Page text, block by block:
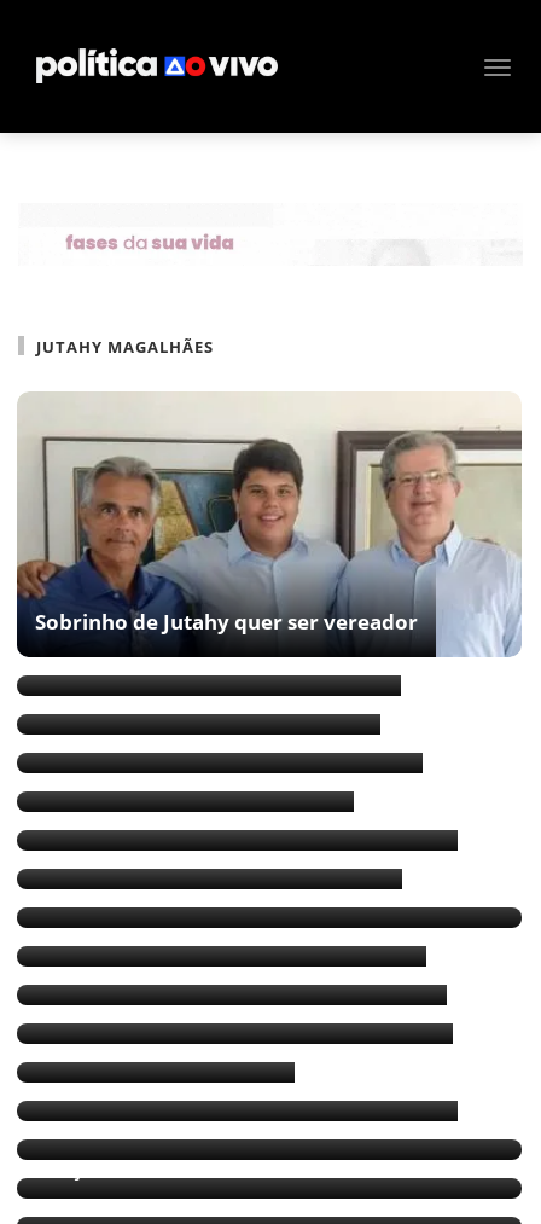
JUTAHY MAGALHÃES
Sobrinho de Jutahy quer ser vereador
Inquérito contra Jutahy no TRE-BA
Jutahy quer distância da politica
Jutahy não disputará cargos eletivos
Baianos na primeira instância
Jutahy deixa a política e volta a advogar
Jutahy: “Bolsonaro é filho do Lula”
Jutahy diz que vai cumprir a palavra e votar
em Ronaldo
Nilo não incluiu Jutahy em Santinhos
R$ 6,5 mi arrecadados pelos senadores
Jutahy pede ‘segundo voto’ de eleitores
Jutahy absolvido no TSE
Jutahy e Coronel empatam em pesquisa
Jutahy rebate critica de Coronel contra o
PSDB
Jutahy lamenta saída de Gualberto das
eleições
Clima esquenta entre Jutahy Magalhães e PSC
de Heber Santana